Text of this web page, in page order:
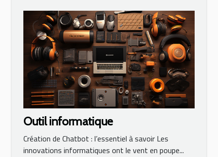
Outil informatique
Création de Chatbot : l’essentiel à savoir Les
innovations informatiques ont le vent en poupe...